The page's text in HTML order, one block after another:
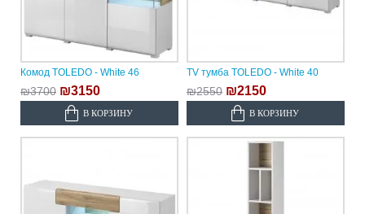
Комод TOLEDO - White 46
₪3700 ₪3150
В КОРЗИНУ
TV тумба TOLEDO - White 40
₪2550 ₪2150
В КОРЗИНУ